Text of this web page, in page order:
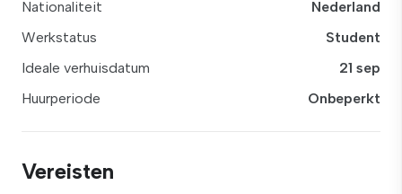
Nationaliteit
Nederland
Werkstatus
Student
Ideale verhuisdatum
21 sep
Huurperiode
Onbeperkt
Vereisten